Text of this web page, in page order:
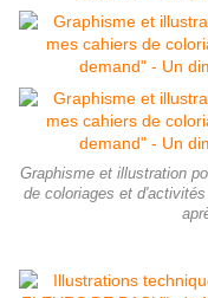
Graphisme et illustration
de coloriages et